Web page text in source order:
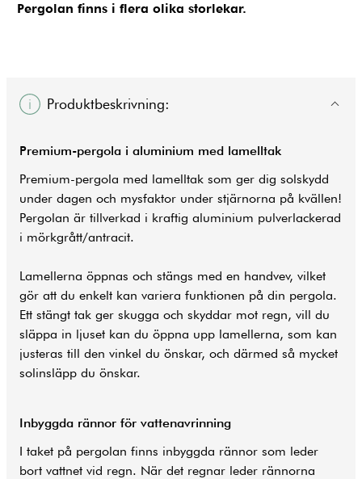
Pergolan finns i flera olika storlekar.
Produktbeskrivning:
Premium-pergola i aluminium med lamelltak
Premium-pergola med lamelltak som ger dig solskydd
under dagen och mysfaktor under stjärnorna på kvällen!
Pergolan är tillverkad i kraftig aluminium pulverlackerad
i mörkgrått/antracit.
Lamellerna öppnas och stängs med en handvev, vilket
gör att du enkelt kan variera funktionen på din pergola.
Ett stängt tak ger skugga och skyddar mot regn, vill du
släppa in ljuset kan du öppna upp lamellerna, som kan
justeras till den vinkel du önskar, och därmed så mycket
solinsläpp du önskar.
Inbyggda rännor för vattenavrinning
I taket på pergolan finns inbyggda rännor som leder
bort vattnet vid regn. När det regnar leder rännorna